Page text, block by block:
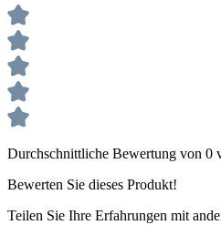
Durchschnittliche Bewertung von 0
Bewerten Sie dieses Produkt!
Teilen Sie Ihre Erfahrungen mit